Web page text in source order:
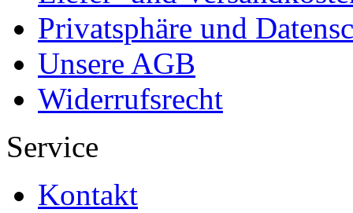
Privatsphäre und
Unsere AGB
Widerrufsrecht
Service
Kontakt